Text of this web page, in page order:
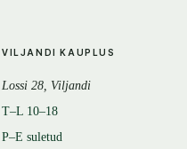
VILJANDI KAUPLUS
Lossi 28, Viljandi
T–L 10–18
P–E suletud